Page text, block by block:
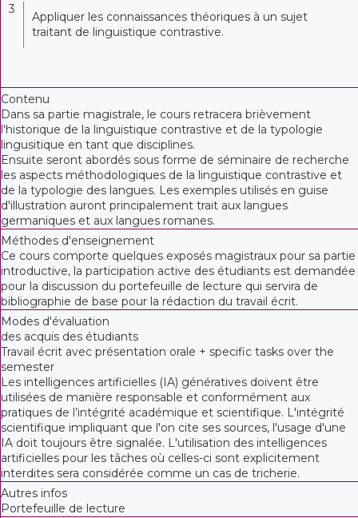
3
Appliquer les connaissances théoriques à un sujet
traitant de linguistique contrastive.
Contenu
Dans sa partie magistrale, le cours retracera brièvement
l'historique de la linguistique contrastive et de la typologie
lingusitique en tant que disciplines.
Ensuite seront abordés sous forme de séminaire de recherche
les aspects méthodologiques de la linguistique contrastive et
de la typologie des langues. Les exemples utilisés en guise
d'illustration auront principalement trait aux langues
germaniques et aux langues romanes.
Méthodes d'enseignement
Ce cours comporte quelques exposés magistraux pour sa partie
introductive, la participation active des étudiants est demandée
pour la discussion du portefeuille de lecture qui servira de
bibliographie de base pour la rédaction du travail écrit.
Modes d'évaluation
des acquis des étudiants
Travail écrit avec présentation orale + specific tasks over the
semester
Les intelligences artificielles (IA) génératives doivent être
utilisées de manière responsable et conformément aux
pratiques de l’intégrité académique et scientifique. L'intégrité
scientifique impliquant que l'on cite ses sources, l'usage d'une
IA doit toujours être signalée. L'utilisation des intelligences
artificielles pour les tâches où celles-ci sont explicitement
interdites sera considérée comme un cas de tricherie.
Autres infos
Portefeuille de lecture